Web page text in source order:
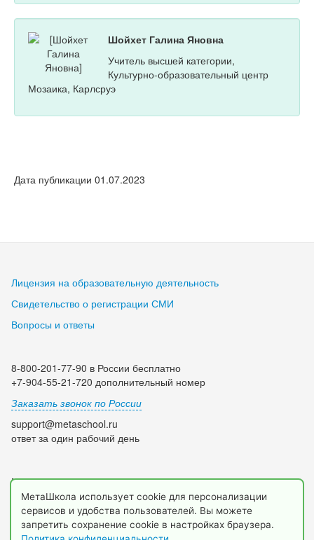
Шойхет Галина Яновна
Учитель высшей категории,
Культурно-образовательный центр
Мозаика, Карлсруэ
Дата публикации 01.07.2023
Лицензия на образовательную деятельность
Свидетельство о регистрации СМИ
Вопросы и ответы
8-800-201-77-90 в России бесплатно
+7-904-55-21-720 дополнительный номер
Заказать звонок по России
support@metaschool.ru
ответ за один рабочий день
Мы в социальных сетях:
МетаШкола использует cookie для персонализации
сервисов и удобства пользователей. Вы можете
запретить сохранение cookie в настройках браузера.